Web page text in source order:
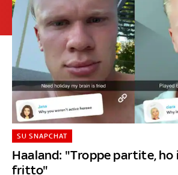
Haaland: "Troppe partite, ho
fritto"
SU SNAPCHAT